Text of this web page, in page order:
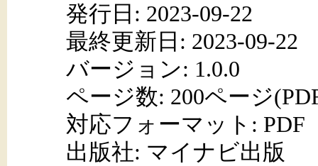
発行日: 2023-09-22
最終更新日: 2023-09-22
バージョン: 1.0.0
ページ数: 200ページ
対応フォーマット: PDF
出版社: マイナビ出版